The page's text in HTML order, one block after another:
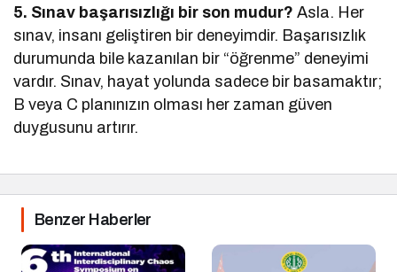
5. Sınav başarısızlığı bir son mudur? Asla. Her
sınav, insanı geliştiren bir deneyimdir. Başarısızlık
durumunda bile kazanılan bir “öğrenme” deneyimi
vardır. Sınav, hayat yolunda sadece bir basamaktır;
B veya C planınızın olması her zaman güven
duygusunu artırır.
Benzer Haberler